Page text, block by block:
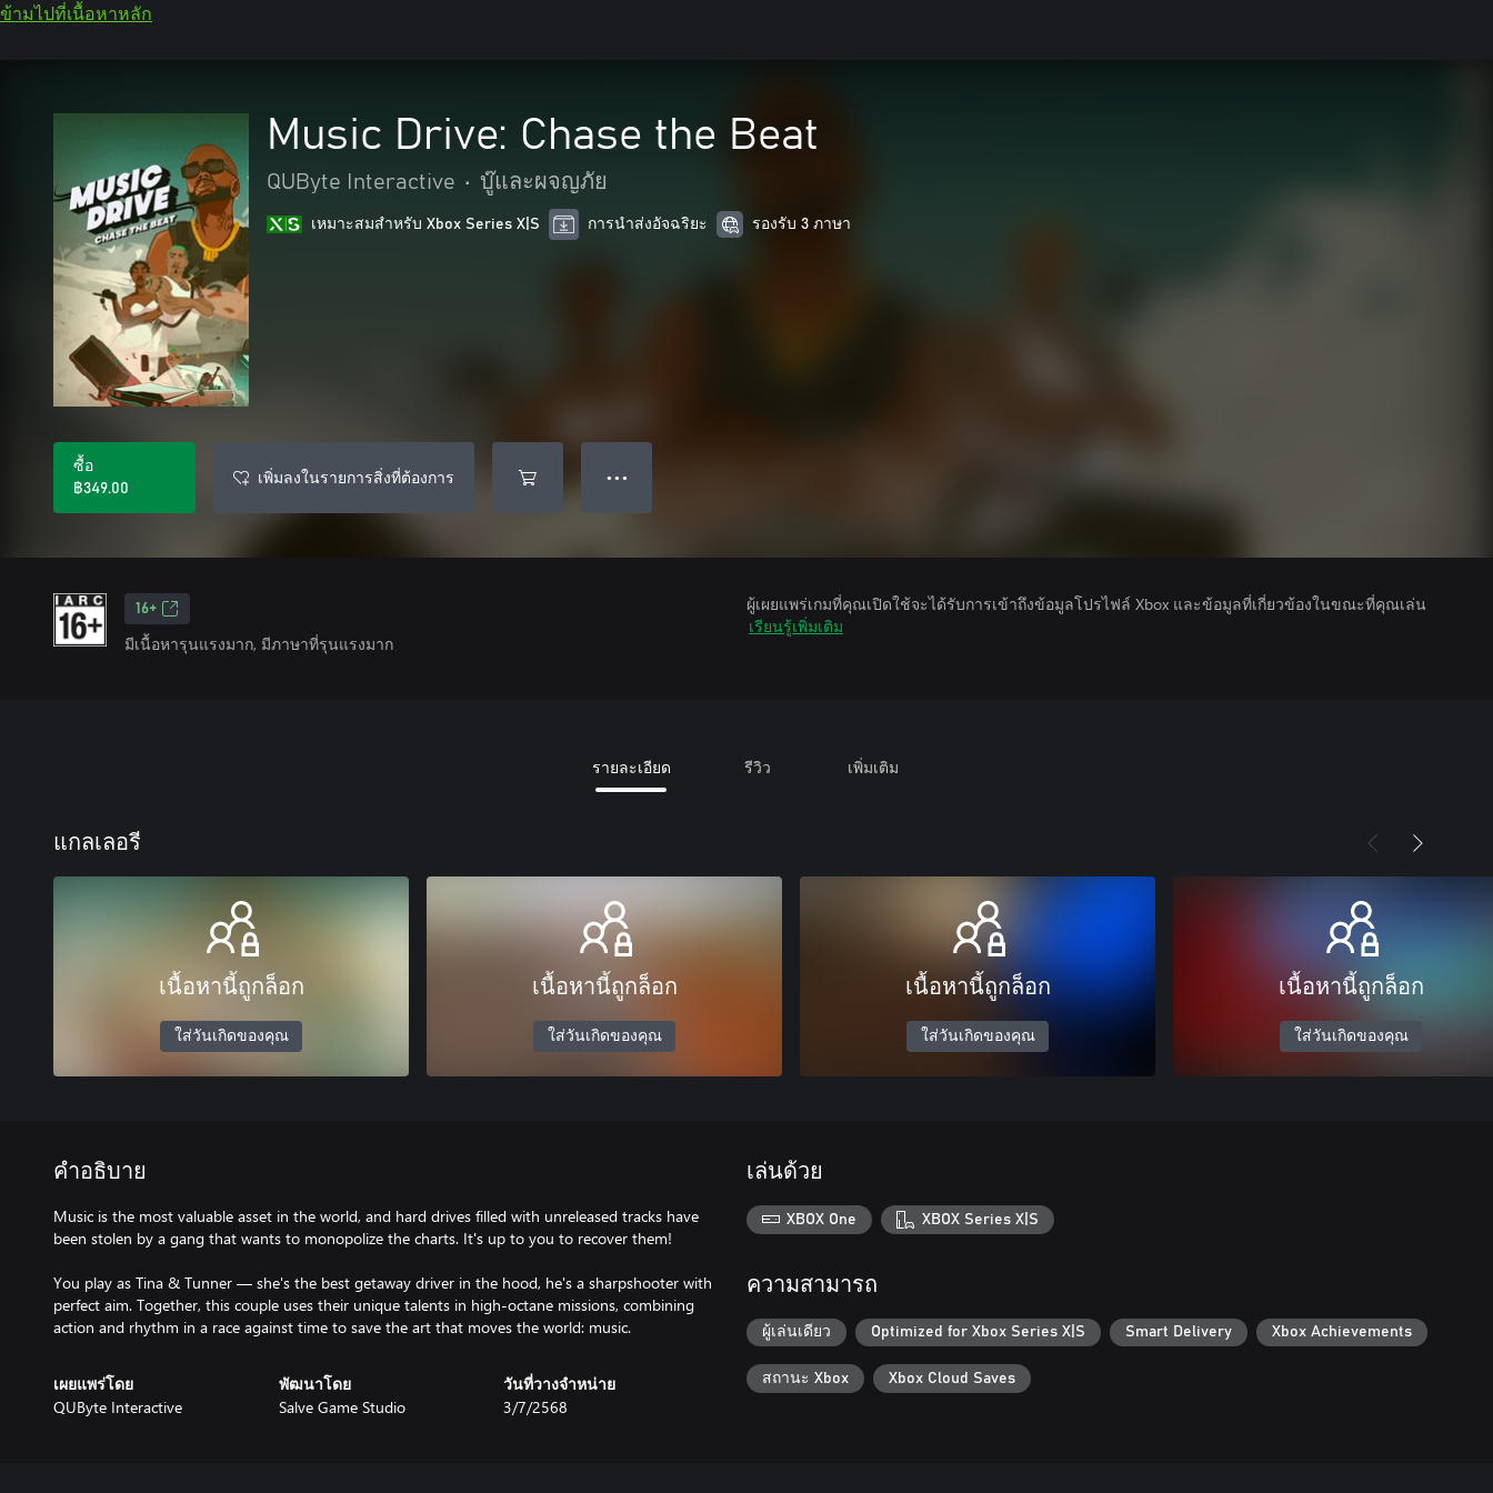
ข้ามไปที่เนื้อหาหลัก
Music Drive: Chase the Beat
QUByte Interactive • บู๊และผจญภัย
เหมาะสมสําหรับ Xbox Series X|S การนำส่งอัจฉริยะ รองรับ 3 ภาษา
ซื้อ
฿349.00
เพิ่มลงในรายการสิ่งที่ต้องการ ● ● ●
16+
มีเนื้อหารุนแรงมาก, มีภาษาที่รุนแรงมาก
ผู้เผยแพร่เกมที่คุณเปิดใช้จะได้รับการเข้าถึงข้อมูลโปรไฟล์ Xbox และข้อมูลที่เกี่ยวข้องในขณะที่คุณเล่น
เรียนรู้เพิ่มเติม
รายละเอียด รีวิว เพิ่มเติม
แกลเลอรี
เนื้อหานี้ถูกล็อก
ใส่วันเกิดของคุณ
เนื้อหานี้ถูกล็อก
ใส่วันเกิดของคุณ
เนื้อหานี้ถูกล็อก
ใส่วันเกิดของคุณ
เนื้อหานี้ถูกล็อก
ใส่วันเกิดของคุณ
คำอธิบาย
Music is the most valuable asset in the world, and hard drives filled with unreleased tracks have
been stolen by a gang that wants to monopolize the charts. It's up to you to recover them!
You play as Tina & Tunner — she's the best getaway driver in the hood, he's a sharpshooter with
perfect aim. Together, this couple uses their unique talents in high-octane missions, combining
action and rhythm in a race against time to save the art that moves the world: music.
เผยแพร่โดย
QUByte Interactive
พัฒนาโดย
Salve Game Studio
วันที่วางจำหน่าย
3/7/2568
เล่นด้วย
XBOX One XBOX Series X|S
ความสามารถ
ผู้เล่นเดียว Optimized for Xbox Series X|S Smart Delivery Xbox Achievements
สถานะ Xbox Xbox Cloud Saves